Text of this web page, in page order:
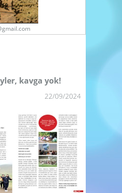
kavga yok!
22/09/2024